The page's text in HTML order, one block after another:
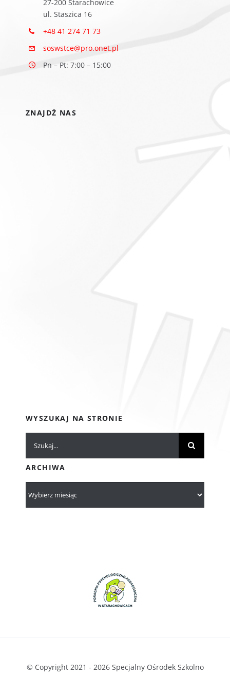
27-200 Starachowice
ul. Staszica 16
+48 41 274 71 73
soswstce@pro.onet.pl
Pn – Pt: 7:00 – 15:00
ZNAJDŹ NAS
WYSZUKAJ NA STRONIE
ARCHIWA
© Copyright 2021 - 2026 Specjalny Ośrodek Szkolno